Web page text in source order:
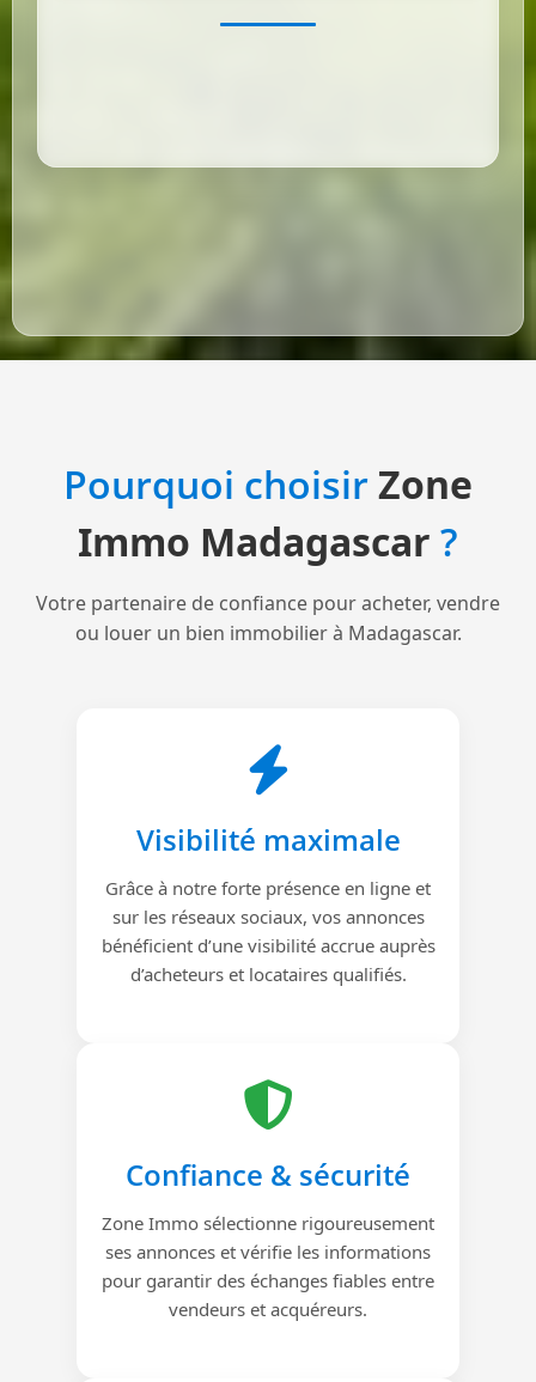
Pourquoi choisirZone
Immo Madagascar ?
Votre partenaire de confiance pour acheter, vendre
ou louer un bien immobilier à Madagascar.
Visibilité maximale
Grâce à notre forte présence en ligne et
sur les réseaux sociaux, vos annonces
bénéficient d’une visibilité accrue auprès
d’acheteurs et locataires qualifiés.
Confiance & sécurité
Zone Immo sélectionne rigoureusement
ses annonces et vérifie les informations
pour garantir des échanges fiables entre
vendeurs et acquéreurs.